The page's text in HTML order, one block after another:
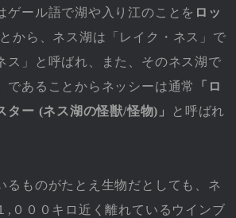
ゲール語で湖や入り江のことを ロッ
から、ネス湖は「レイク・ネス」で
ス」と呼ばれ、また、そのネス湖で
であることからネッシーは通常
「ロ
ター (ネス湖の怪獣/怪物)」
と呼ばれ
るものがたとえ生物だとしても、ネ
,０００キロ近く離れているウインブ